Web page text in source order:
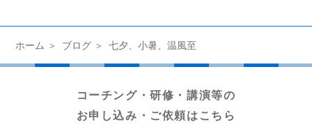
ホーム ブログ 七夕、小暑、温風至
コーチング・研修・講演等の
お申し込み・ご依頼はこちら